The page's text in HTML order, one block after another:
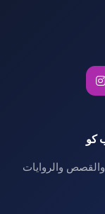
موقع كتب كو لـ تحميل الكتب المجانية PDF والقصص والروايات